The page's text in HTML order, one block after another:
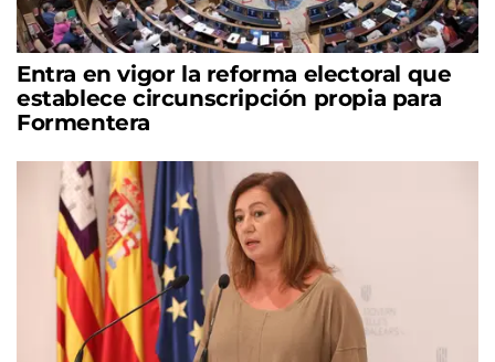
Entra en vigor la reforma electoral que
establece circunscripción propia para
Formentera